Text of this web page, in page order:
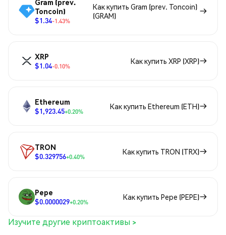
Gram (prev.
Toncoin)
$1.34-1.43%
Как купить Gram (prev. Toncoin)
(GRAM)
XRP
$1.04-0.10%
Как купить XRP (XRP)
Ethereum
$1,923.45+0.20%
Как купить Ethereum (ETH)
TRON
$0.329756+0.40%
Как купить TRON (TRX)
Pepe
$0.0000029+0.20%
Как купить Pepe (PEPE)
Изучите другие криптоактивы >